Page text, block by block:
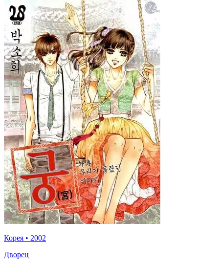
Корея • 2002
Дворец